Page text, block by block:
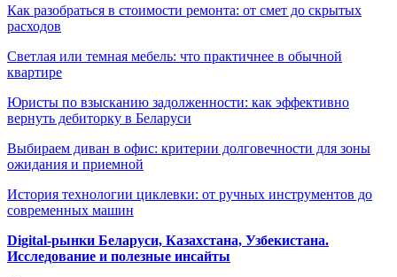
Как разобраться в стоимости ремонта: от смет до скрытых
расходов
Светлая или темная мебель: что практичнее в обычной
квартире
Юристы по взысканию задолженности: как эффективно
вернуть дебиторку в Беларуси
Выбираем диван в офис: критерии долговечности для зоны
ожидания и приемной
История технологии циклевки: от ручных инструментов до
современных машин
Digital-рынки Беларуси, Казахстана, Узбекистана.
Исследование и полезные инсайты